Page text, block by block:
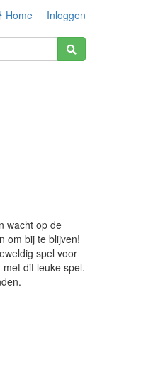
Home Inloggen
wacht op de
om bij te blijven!
spel voor
dit leuke spel.